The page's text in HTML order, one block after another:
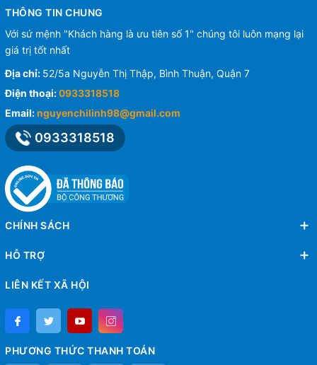
THÔNG TIN CHUNG
Với sứ mệnh "Khách hàng là ưu tiên số 1" chúng tôi luôn mạng lại
giá trị tốt nhất
Địa chỉ: 52/5a Nguyễn Thị Thập, Bình Thuận, Quận 7
Điện thoại:0933318518
Email: nguyenchilinh98@gmail.com
0933318518
CHÍNH SÁCH
HỖ TRỢ
LIÊN KẾT XÃ HỘI
PHƯƠNG THỨC THANH TOÁN